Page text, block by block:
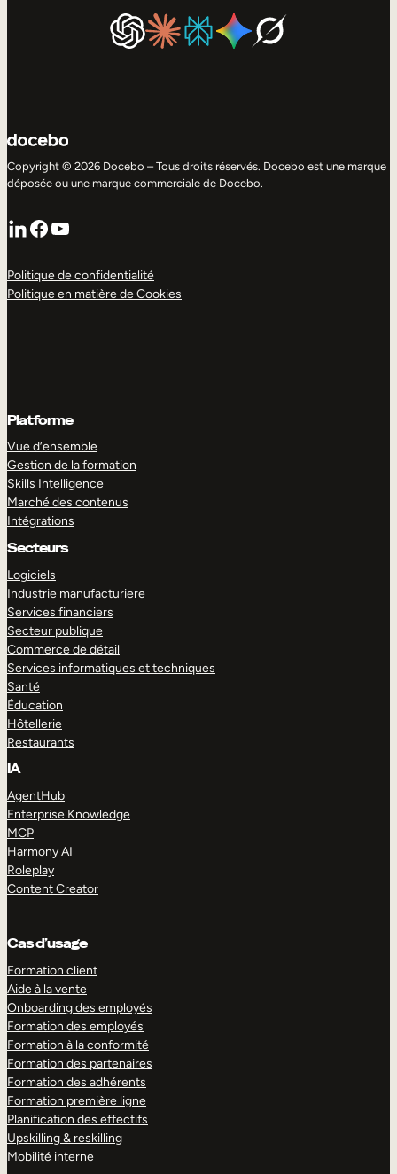
Copyright © 2026 Docebo – Tous droits réservés. Docebo est une marque
déposée ou une marque commerciale de Docebo.
LinkedIn
Facebook
YouTube
Politique de confidentialité
Politique en matière de Cookies
Platforme
Vue d’ensemble
Gestion de la formation
Skills Intelligence
Marché des contenus
Intégrations
Secteurs
Logiciels
Industrie manufacturiere
Services financiers
Secteur publique
Commerce de détail
Services informatiques et techniques
Santé
Éducation
Hôtellerie
Restaurants
IA
AgentHub
Enterprise Knowledge
MCP
Harmony AI
Roleplay
Content Creator
Cas d’usage
Formation client
Aide à la vente
Onboarding des employés
Formation des employés
Formation à la conformité
Formation des partenaires
Formation des adhérents
Formation première ligne
Planification des effectifs
Upskilling & reskilling
Mobilité interne